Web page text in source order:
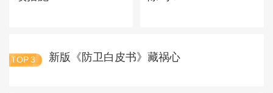
TOP 3 新版《防卫白皮书》藏祸心